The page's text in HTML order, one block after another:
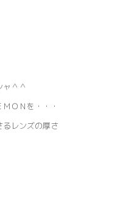
＾＾
ＯＮを・・・
レンズの厚さ